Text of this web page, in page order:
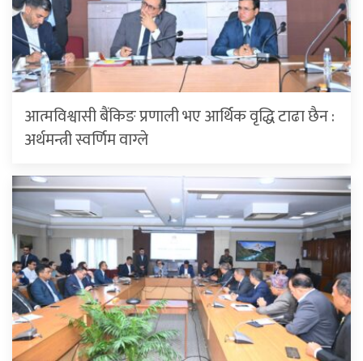
आत्मविश्वासी बैंकिङ प्रणाली भए आर्थिक वृद्धि टाढा छैन :
अर्थमन्त्री स्वर्णिम वाग्ले